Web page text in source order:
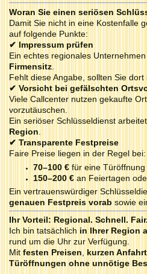
Woran Sie einen seriösen
Damit Sie nicht in eine Kostenfalle
auf folgende Punkte:
✔ Impressum prüfen
Ein echtes regionales
Firmensitz
Fehlt diese Angabe, sollten Sie dort
✔ Vorsicht bei gefälschten
Viele Callcenter nutzen gekaufte
vorzutäuschen.
Ein seriöser Schlüsseldienst
Region
✔ Transparente Festpreise
Faire Preise liegen in der Regel bei:
70–100 € für eine Türöffnung
150–200 € an Feiertagen
Ein vertrauenswürdiger
genauen Festpreis vorab sowie
Ihr Vorteil: Regional. Schnell. Fair.
Ich bin tatsächlich in Ihrer Region
rund um die Uhr zur Verfügung.
Mit festen Preisen, kurzen
Türöffnungen ohne unnötige